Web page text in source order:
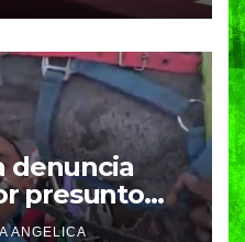
la
denuncia
presunto
animal
ANGELICA